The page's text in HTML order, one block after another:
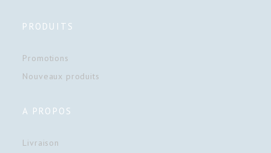
PRODUITS
Promotions
Nouveaux produits
A PROPOS
Livraison